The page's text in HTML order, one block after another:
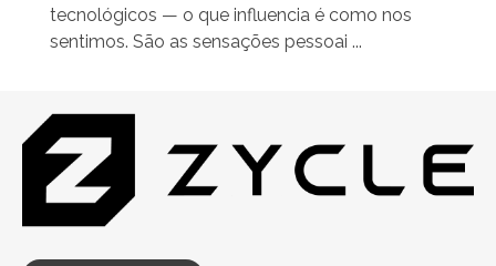
tecnológicos — o que influencia é como nos
sentimos. São as sensações pessoai ...